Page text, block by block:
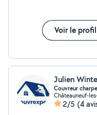
Voir le profil
Julien
Couvreur
Châteauneuf-
2/5 (4